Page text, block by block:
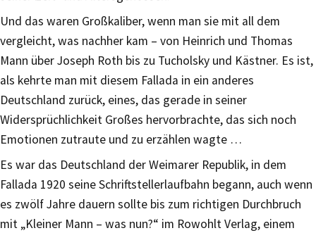
Und das waren Großkaliber, wenn man sie mit all dem
vergleicht, was nachher kam – von Heinrich und Thomas
Mann über Joseph Roth bis zu Tucholsky und Kästner. Es ist,
als kehrte man mit diesem Fallada in ein anderes
Deutschland zurück, eines, das gerade in seiner
Widersprüchlichkeit Großes hervorbrachte, das sich noch
Emotionen zutraute und zu erzählen wagte …
Es war das Deutschland der Weimarer Republik, in dem
Fallada 1920 seine Schriftstellerlaufbahn begann, auch wenn
es zwölf Jahre dauern sollte bis zum richtigen Durchbruch
mit „Kleiner Mann – was nun?“ im Rowohlt Verlag, einem